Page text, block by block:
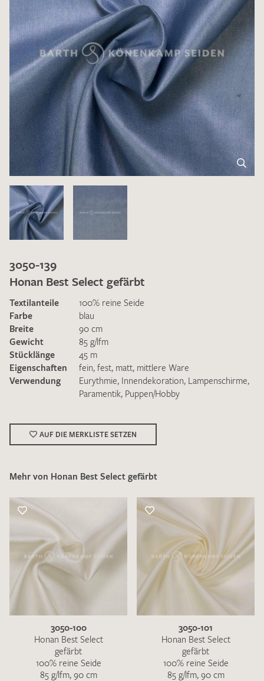
Ich bin damit einverstanden, dass meine angegebenen Daten
zur Beantwortung meiner Musteranfrage genutzt werden.
DieDatenschutzbestimmungenhabe ich zur Kenntnis
genommen und akzeptiere diese.
MUSTERANFRAGE SENDEN
3050-139
Honan Best Select gefärbt
Textilanteile
100% reine Seide
Farbe
blau
Breite
90 cm
Gewicht
85 g/lfm
Stücklänge
45 m
Eigenschaften
fein, fest, matt, mittlere Ware
Verwendung
Eurythmie, Innendekoration, Lampenschirme,
Paramentik, Puppen/Hobby
AUF DIE MERKLISTE SETZEN
Mehr von Honan Best Select gefärbt
3050-100
Honan Best Select
gefärbt
100% reine Seide
85 g/lfm, 90 cm
3050-101
Honan Best Select
gefärbt
100% reine Seide
85 g/lfm, 90 cm